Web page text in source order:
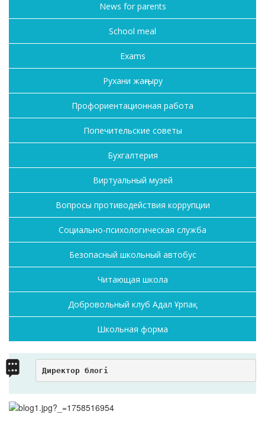
News for parents
School meal
Exams
Рухани жаңғыру
Профориентационная работа
Попечительские советы
Бухгалтерия
Виртуальный музей
Вопросы противодействия коррупции
Социально-психологическая служба
Безопасный школьный автобус
Читающая школа
Добровольный клуб Адал Ұрпақ
Школьная форма
Директор блогі